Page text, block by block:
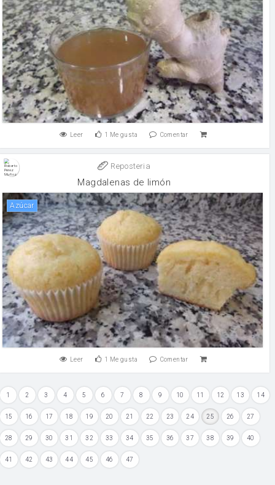
Leer 1 Me gusta Comentar
Reposteria
Magdalenas de limón
Azúcar
Leer 1 Me gusta Comentar
1 2 3 4 5 6 7 8 9 10 11 12 13 14
15 16 17 18 19 20 21 22 23 24 25 26 27
28 29 30 31 32 33 34 35 36 37 38 39 40
41 42 43 44 45 46 47